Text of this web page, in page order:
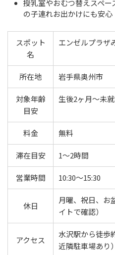
授乳室やおむつ替えスペ
の子連れお出かけにも安心
スポット
名
エンゼルプラザ
所在地 岩手県奥州市
対象年齢
目安
生後2ヶ月〜未
料金 無料
滞在目安 1〜2時間
営業時間 10:30〜15:30
休日
月曜、祝日、お
イトで確認）
アクセス
水沢駅から徒歩
近隣駐車場あり）